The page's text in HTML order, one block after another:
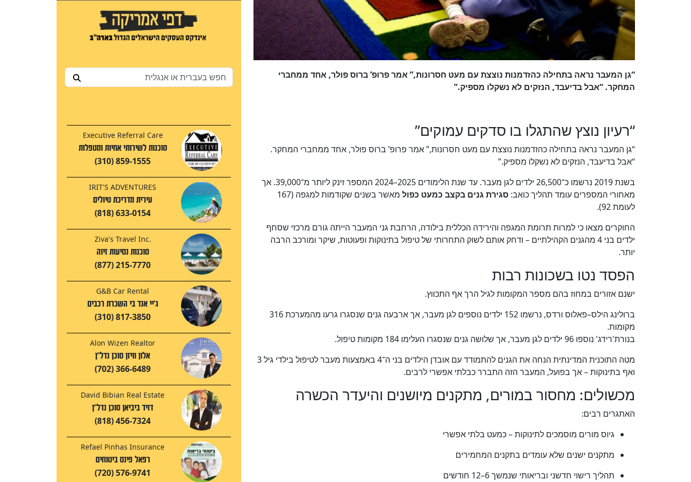
Executive Referral Care
סוכנות לשירותי אחיות ומטפלות
(310) 859-1555
IRIT'S ADVENTURES
עירית מדריכת טיולים
(818) 633-0154
Ziva's Travel Inc.
סוכנות נסיעות זיוה
(877) 215-7770
G&B Car Rental
ג'יי אנד בי השכרת רכבים
(310) 817-3850
Alon Wizen Realtor
אלון וויזן סוכן נדל"ן
(702) 366-6489
David Bibian Real Estate
דויד ביביאן סוכן נדל"ן
(818) 456-7324
Refael Pinhas Insurance
רפאל פינס ביטוחים
(720) 576-9741
“גן המעבר נראה בתחילה כהזדמנות נוצצת עם מעט חסרונות,” אמר פרופ’ ברוס פולר, אחד ממחברי
המחקר. “אבל בדיעבד, הנזקים לא נשקלו מספיק.”
“רעיון נוצץ שהתגלו בו סדקים עמוקים”
“גן המעבר נראה בתחילה כהזדמנות נוצצת עם מעט חסרונות,” אמר פרופ’ ברוס פולר, אחד ממחברי המחקר.
“אבל בדיעבד, הנזקים לא נשקלו מספיק.”
בשנת 2019 נרשמו כ־26,500 ילדים לגן מעבר. עד שנת הלימודים 2025–2024 המספר זינק ליותר מ־39,000. אך
מאחורי המספרים עומד תהליך כואב:סגירת גנים בקצב כמעט כפול
מאשר בשנים שקודמות למגפה (167
לעומת 92).
החוקרים מצאו כי למרות תרומת המגפה והירידה הכללית בילודה, הרחבת גני המעבר הייתה גורם מרכזי שסחף
ילדים בני 4 מהגנים הקהילתיים – ודחק אותם לשוק התחרותי של טיפול בתינוקות ופעוטות, שיקר ומורכב הרבה
יותר.
הפסד נטו בשכונות רבות
ישנם אזורים במחוז בהם מספר המקומות לגיל הרך אף התכווץ.
ברולינג הילס–פאלוס ורדס, נרשמו 152 ילדים נוספים לגן מעבר, אך ארבעה גנים שנסגרו גרעו מהמערכת 316
מקומות.
בנורת'רידג' נוספו 96 ילדים לגן מעבר, אך שלושה גנים שנסגרו העלימו 184 מקומות טיפול.
מטה התוכנית המדינתית הנחה את הגנים להתמודד עם אובדן הילדים בני ה־4 באמצעות מעבר לטיפול בילדי גיל 3
ואף בתינוקות – אך בפועל, המעבר הזה התברר כבלתי אפשרי לרבים.
מכשולים: מחסור במורים, מתקנים מיושנים והיעדר הכשרה
האתגרים רבים:
גיוס מורים מוסמכים לתינוקות – כמעט בלתי אפשרי
מתקנים ישנים שלא עומדים בתקנים המחמירים
תהליך רישוי חדשני ובריאותי שנמשך 6–12 חודשים